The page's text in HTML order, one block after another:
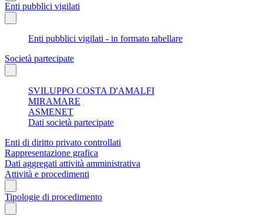
Enti pubblici vigilati
Enti pubblici vigilati - in formato tabellare
Società partecipate
SVILUPPO COSTA D'AMALFI
MIRAMARE
ASMENET
Dati società partecipate
Enti di diritto privato controllati
Rappresentazione grafica
Dati aggregati attività amministrativa
Attività e procedimenti
Tipologie di procedimento